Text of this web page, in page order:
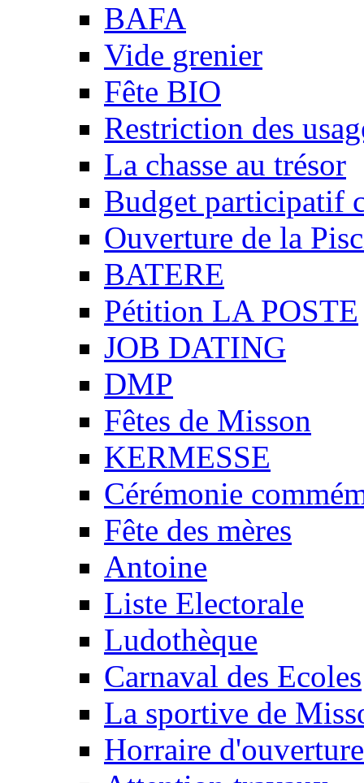
BAFA
Vide grenier
Fête BIO
Restriction des
La chasse au trésor
Budget participatif
Ouverture de la
BATERE
Pétition LA POSTE
JOB DATING
DMP
Fêtes de Misson
KERMESSE
Cérémonie
Fête des mères
Antoine
Liste Electorale
Ludothèque
Carnaval des Ecoles
La sportive de
Horraire